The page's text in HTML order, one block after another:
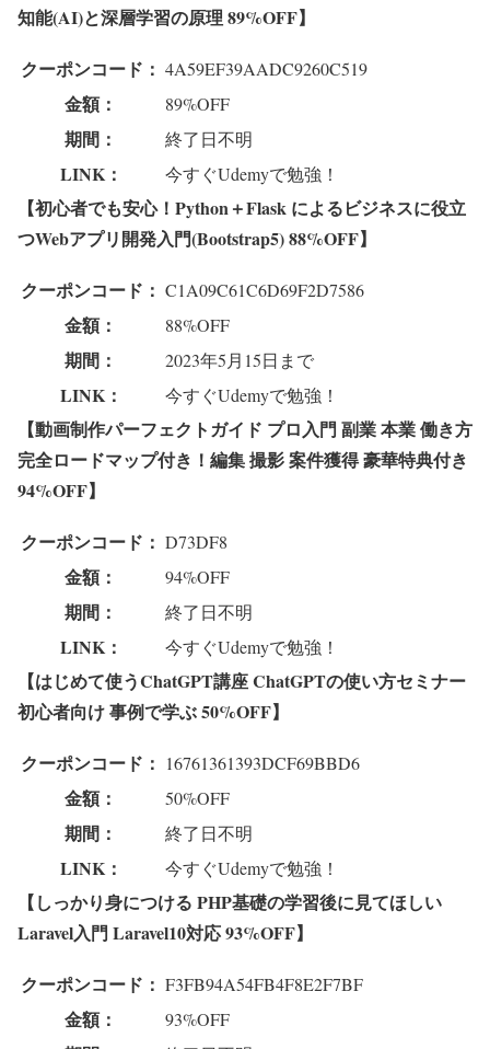
知能(AI)と深層学習の原理 89%OFF】
クーポンコード： 4A59EF39AADC9260C519
金額： 89%OFF
期間： 終了日不明
LINK： 今すぐUdemyで勉強！
【初心者でも安心！Python＋Flask によるビジネスに役立
つWebアプリ開発入門(Bootstrap5) 88%OFF】
クーポンコード： C1A09C61C6D69F2D7586
金額： 88%OFF
期間： 2023年5月15日まで
LINK： 今すぐUdemyで勉強！
【動画制作パーフェクトガイド プロ入門 副業 本業 働き方
完全ロードマップ付き！編集 撮影 案件獲得 豪華特典付き
94%OFF】
クーポンコード： D73DF8
金額： 94%OFF
期間： 終了日不明
LINK： 今すぐUdemyで勉強！
【はじめて使うChatGPT講座 ChatGPTの使い方セミナー
初心者向け 事例で学ぶ 50%OFF】
クーポンコード： 16761361393DCF69BBD6
金額： 50%OFF
期間： 終了日不明
LINK： 今すぐUdemyで勉強！
【しっかり身につける PHP基礎の学習後に見てほしい
Laravel入門 Laravel10対応 93%OFF】
クーポンコード： F3FB94A54FB4F8E2F7BF
金額： 93%OFF